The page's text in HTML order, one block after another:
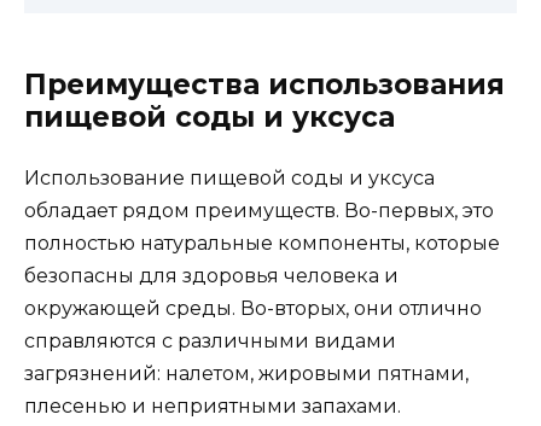
Преимущества использования
пищевой соды и уксуса
Использование пищевой соды и уксуса
обладает рядом преимуществ. Во-первых, это
полностью натуральные компоненты, которые
безопасны для здоровья человека и
окружающей среды. Во-вторых, они отлично
справляются с различными видами
загрязнений: налетом, жировыми пятнами,
плесенью и неприятными запахами.